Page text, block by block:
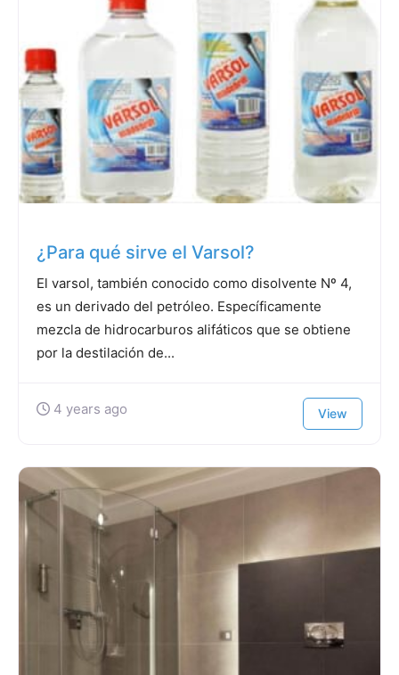
¿Para qué sirve el Varsol?
El varsol, también conocido como disolvente Nº 4,
es un derivado del petróleo. Específicamente
mezcla de hidrocarburos alifáticos que se obtiene
por la destilación de...
4 years ago View